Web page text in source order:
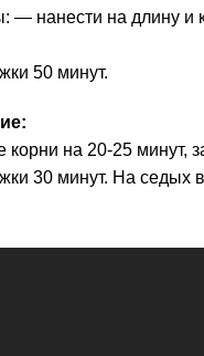
нанести на длину и
50 минут.
на 20-25 минут,
30 минут. На седых